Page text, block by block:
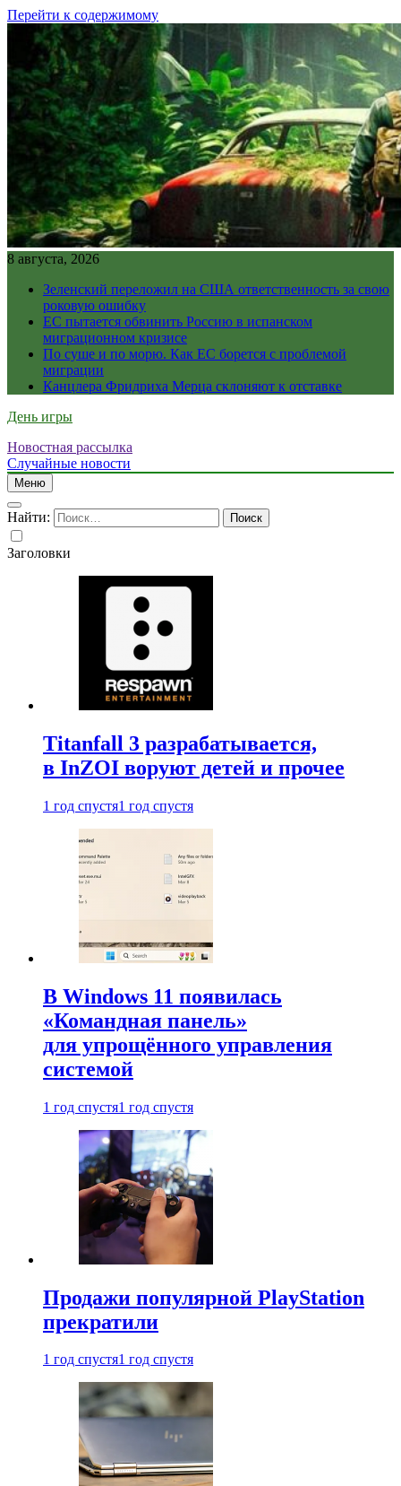
Перейти к содержимому
8 августа, 2026
Зеленский переложил на США ответственность за свою
роковую ошибку
ЕС пытается обвинить Россию в испанском
миграционном кризисе
По суше и по морю. Как ЕС борется с проблемой
миграции
Канцлера Фридриха Мерца склоняют к отставке
День игры
Новостная рассылка
Случайные новости
Меню
Найти:
Заголовки
Titanfall 3 разрабатывается,
в InZOI воруют детей и прочее
1 год спустя1 год спустя
В Windows 11 появилась
«Командная панель»
для упрощённого управления
системой
1 год спустя1 год спустя
Продажи популярной PlayStation
прекратили
1 год спустя1 год спустя